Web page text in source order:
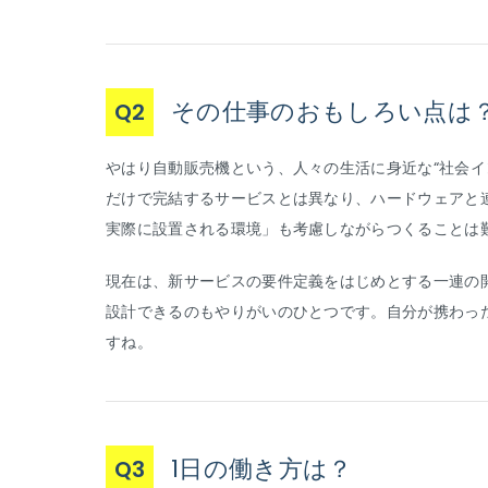
Q2 その仕事のおもしろい点は
やはり自動販売機という、人々の生活に身近な“社会
だけで完結するサービスとは異なり、ハードウェア
実際に設置される環境」も考慮しながらつくること
現在は、新サービスの要件定義をはじめとする一連
設計できるのもやりがいのひとつです。自分が携わ
すね。
Q3 1日の働き方は？